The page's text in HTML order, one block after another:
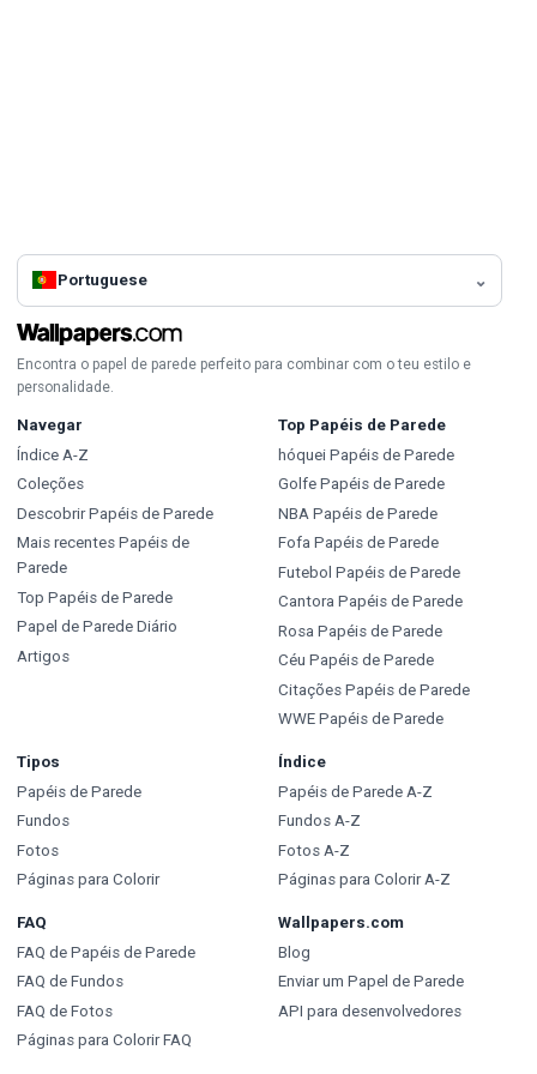
Portuguese
Encontra o papel de parede perfeito para combinar com o teu estilo e
personalidade.
Navegar
Índice A-Z
Coleções
Descobrir Papéis de Parede
Mais recentes Papéis de
Parede
Top Papéis de Parede
Papel de Parede Diário
Artigos
Top Papéis de Parede
hóquei Papéis de Parede
Golfe Papéis de Parede
NBA Papéis de Parede
Fofa Papéis de Parede
Futebol Papéis de Parede
Cantora Papéis de Parede
Rosa Papéis de Parede
Céu Papéis de Parede
Citações Papéis de Parede
WWE Papéis de Parede
Tipos
Papéis de Parede
Fundos
Fotos
Páginas para Colorir
Índice
Papéis de Parede A-Z
Fundos A-Z
Fotos A-Z
Páginas para Colorir A-Z
FAQ
FAQ de Papéis de Parede
FAQ de Fundos
FAQ de Fotos
Páginas para Colorir FAQ
Wallpapers.com
Blog
Enviar um Papel de Parede
API para desenvolvedores